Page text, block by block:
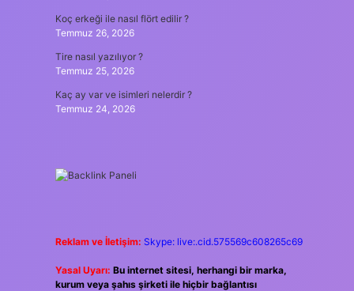
Koç erkeği ile nasıl flört edilir ?
Temmuz 26, 2026
Tire nasıl yazılıyor ?
Temmuz 25, 2026
Kaç ay var ve isimleri nelerdir ?
Temmuz 24, 2026
Reklam ve İletişim: Skype: live:.cid.575569c608265c69
Yasal Uyarı: Bu internet sitesi, herhangi bir marka,
kurum veya şahıs şirketi ile hiçbir bağlantısı